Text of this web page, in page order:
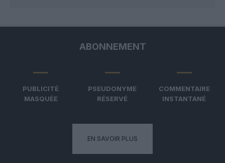
ABONNEMENT
PUBLICITÉ
MASQUÉE
PSEUDONYME
RÉSERVÉ
COMMENTAIRE
INSTANTANÉ
EN SAVOIR PLUS